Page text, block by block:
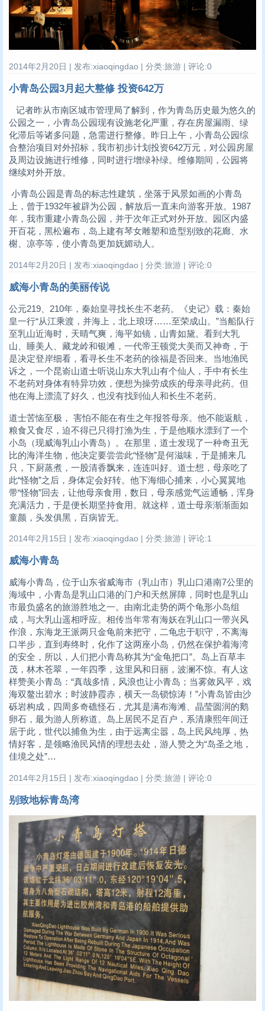
2014年2月20日 | 发布:xiaoqingdao | 分类:旅游 | 评论:0
小青岛公园3月起大整修 投资642万
记者昨从市南区城市管理局了解到，作为青岛历史最为悠久的
公园之一，小青岛公园现有设施老化严重，存在房屋漏雨、绿
化滞后等诸多问题，急需进行整修。昨日上午，小青岛公园综
合整治项目对外招标，我市初步计划投资642万元，对公园房屋
及周边设施进行维修，同时进行增绿补绿。维修期间，公园将
继续对外开放。
小青岛公园是青岛的标志性建筑，坐落于风景如画的小青岛
上，曾于1932年被辟为公园，解放后一直未向游客开放。1987
年，我市重建小青岛公园，并于次年正式对外开放。园区内盛
开百花，黑松遍布，岛上建有琴女雕塑和造型别致的花廊、水
榭、凉亭等，使小青岛更加妩媚动人。
2014年2月20日 | 发布:xiaoqingdao | 分类:旅游 | 评论:0
威海小青岛的美丽传说
公元219、210年，秦始皇寻找长生不老药。《史记》载：秦始
皇一行“从江乘渡，并海上，北上琅玡……至荣成山。”当船队行
至乳山近海时，天晴气爽，海平如镜，山青如黛。看到大乳
山、睡美人、藏龙岭和银滩，一代帝王顿觉大美而又神奇，于
是决定登岸细看，看寻长生不老药的徐福是否回来。当地渔民
诉之，一个昆嵛山道士听说山东大乳山有个仙人，手中有长生
不老药对身体有特异功效，便想为操劳成疾的母亲寻此药。但
他在海上漂流了好久，也没有找到仙人和长生不老药。
道士苦恼至极， 害怕不能在有生之年报答母亲。他不能返航，
粮食又食尽，迫不得已只得打渔为生，于是他顺水漂到了一个
小岛（现威海乳山小青岛）。在那里，道士发现了一种奇丑无
比的海洋生物，他决定要尝尝此“怪物”是何滋味，于是捕来几
只，下厨蒸煮，一股清香飘来，连连叫好。道士想，母亲吃了
此“怪物”之后，身体定会好转。他下海细心捕来，小心翼翼地
带“怪物”回去，让他母亲食用，数日，母亲感觉气运通畅，浑身
充满活力，于是便长期坚持食用。就这样，道士母亲渐渐面如
童颜，头发俱黑，百病皆无。
2014年2月15日 | 发布:xiaoqingdao | 分类:旅游 | 评论:1
威海小青岛
威海小青岛，位于山东省威海市（乳山市）乳山口港南7公里的
海域中，小青岛是乳山口港的门户和天然屏障，同时也是乳山
市最负盛名的旅游胜地之一。由南北走势的两个龟形小岛组
成，与大乳山遥相呼应。相传当年常有海妖在乳山口一带兴风
作浪，东海龙王派两只金龟前来把守，二龟忠于职守，不离海
口半步，直到寿终时，化作了这两座小岛，仍然在保护着海湾
的安全，所以，人们把小青岛称其为“金龟把口”。岛上百草丰
茂，林木苍翠，一年四季，这里风和日丽，波澜不惊。有人这
样赞美小青岛：“真哉多情，风浪也让小青岛；当雾敛风平，戏
海双鳌出碧水；时波静霞赤，横天一岛锁惊涛！”小青岛皆由沙
砾岩构成，四周多奇礁怪石，尤其是满布海滩、晶莹圆润的鹅
卵石，最为游人所称道。岛上居民不足百户，系清康熙年间迁
居于此，世代以捕鱼为生，由于远离尘嚣，岛上民风纯厚，热
情好客，是领略渔民风情的理想去处，游人赞之为“岛圣之地，
佳境之处”…
2014年2月15日 | 发布:xiaoqingdao | 分类:旅游 | 评论:0
别致地标青岛湾